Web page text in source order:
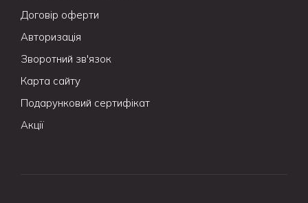
Договір оферти
Авторизація
Зворотний зв'язок
Карта сайту
Подарунковий сертифікат
Акції